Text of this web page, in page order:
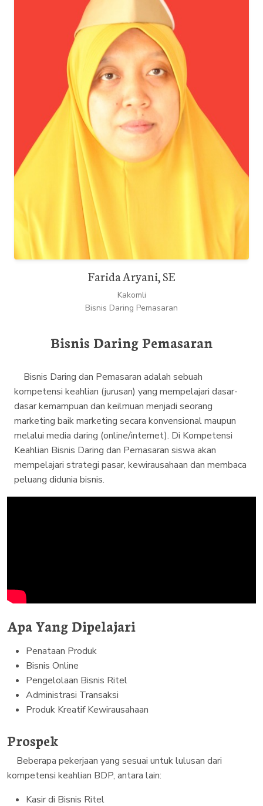
Farida Aryani, SE
Kakomli
Bisnis Daring Pemasaran
Bisnis Daring Pemasaran
Bisnis Daring dan Pemasaran adalah sebuah
kompetensi keahlian (jurusan) yang mempelajari dasar-
dasar kemampuan dan keilmuan menjadi seorang
marketing baik marketing secara konvensional maupun
melalui media daring (online/internet). Di Kompetensi
Keahlian Bisnis Daring dan Pemasaran siswa akan
mempelajari strategi pasar, kewirausahaan dan membaca
peluang didunia bisnis.
Apa Yang Dipelajari
Penataan Produk
Bisnis Online
Pengelolaan Bisnis Ritel
Administrasi Transaksi
Produk Kreatif Kewirausahaan
Prospek
Beberapa pekerjaan yang sesuai untuk lulusan dari
kompetensi keahlian BDP, antara lain:
Kasir di Bisnis Ritel